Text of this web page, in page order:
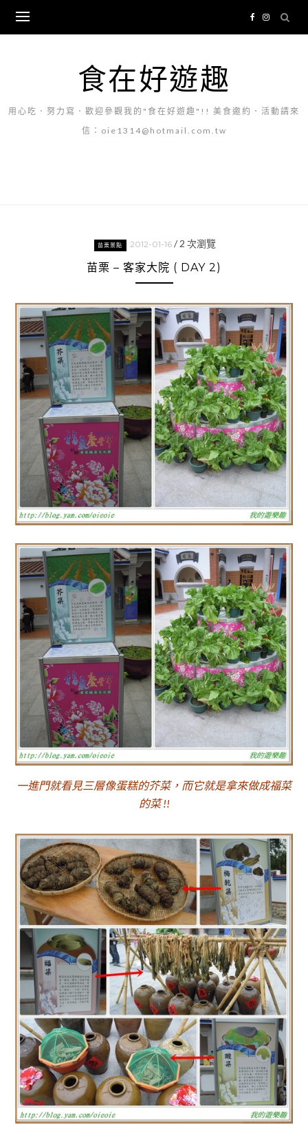
content
食在好遊趣
用心吃．努力寫．歡迎參觀我的"食在好遊趣"!! 美食邀約．活動請來
信：oie1314@hotmail.com.tw
苗栗景點 2012-01-16 / 2 次瀏覽
苗栗 – 客家大院 ( DAY 2)
一進門就看見三層像蛋糕的芥菜，而它就是拿來做成福菜
的菜 !!